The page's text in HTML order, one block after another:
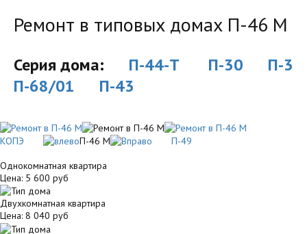
Ремонт в типовых домах П-46 М
Серия дома: П-44-Т П-30
П-3
П-68/01
П-43
КОПЭ П-46 М
П-49
Однокомнатная квартира
Цена: 5 600 руб
Двухкомнатная квартира
Цена: 8 040 руб